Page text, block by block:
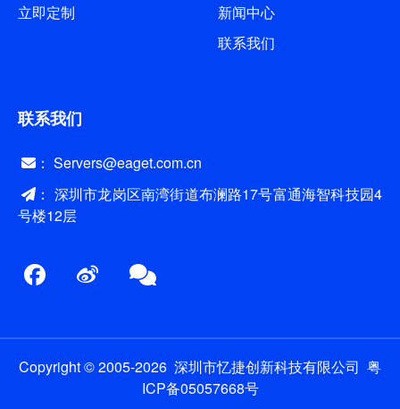
立即定制
新闻中心
联系我们
联系我们
： Servers@eaget.com.cn
： 深圳市龙岗区南湾街道布澜路17号富通海智科技园4
号楼12层
Copyright © 2005-2026 深圳市忆捷创新科技有限公司 粤
ICP备05057668号